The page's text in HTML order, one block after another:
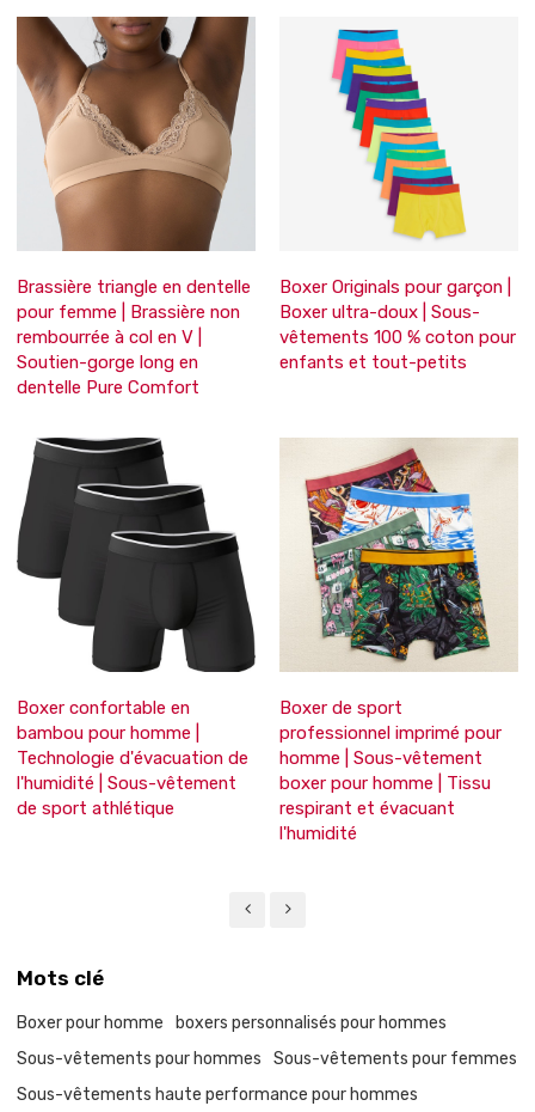
Brassière triangle en dentelle
pour femme | Brassière non
rembourrée à col en V |
Soutien-gorge long en
dentelle Pure Comfort
Boxer Originals pour garçon |
Boxer ultra-doux | Sous-
vêtements 100 % coton pour
enfants et tout-petits
Boxer confortable en
bambou pour homme |
Technologie d'évacuation de
l'humidité | Sous-vêtement
de sport athlétique
Boxer de sport
professionnel imprimé pour
homme | Sous-vêtement
boxer pour homme | Tissu
respirant et évacuant
l'humidité
Mots clé
Boxer pour homme
boxers personnalisés pour hommes
Sous-vêtements pour hommes
Sous-vêtements pour femmes
Sous-vêtements haute performance pour hommes